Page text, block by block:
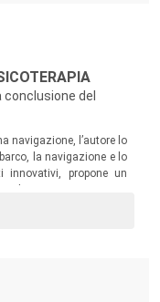
conclusione del
navigazione, l’autore lo
la navigazione e lo
innovativi, propone un